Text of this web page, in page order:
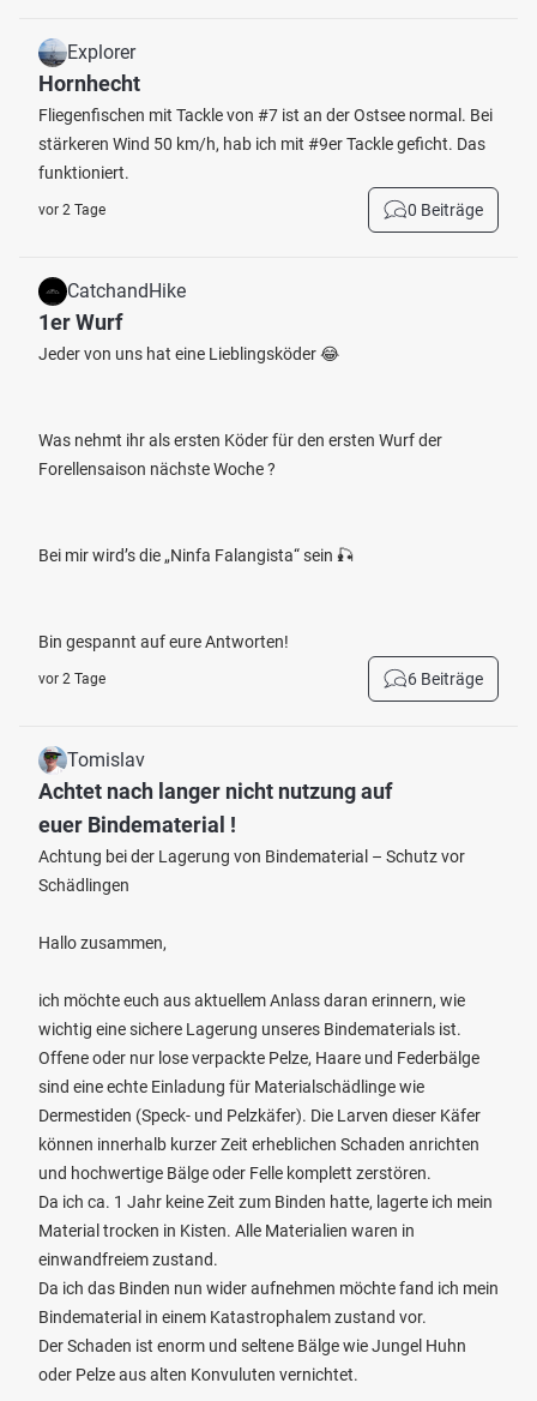
Explorer
Hornhecht
Fliegenfischen mit Tackle von #7 ist an der Ostsee normal. Bei
stärkeren Wind 50 km/h, hab ich mit #9er Tackle geficht. Das
funktioniert.
vor 2 Tage 0 Beiträge
CatchandHike
1er Wurf
Jeder von uns hat eine Lieblingsköder 😂
Was nehmt ihr als ersten Köder für den ersten Wurf der
Forellensaison nächste Woche ?
Bei mir wird’s die „Ninfa Falangista“ sein 🎣
Bin gespannt auf eure Antworten!
vor 2 Tage 6 Beiträge
Tomislav
Achtet nach langer nicht nutzung auf
euer Bindematerial !
Achtung bei der Lagerung von Bindematerial – Schutz vor
Schädlingen
Hallo zusammen,
ich möchte euch aus aktuellem Anlass daran erinnern, wie
wichtig eine sichere Lagerung unseres Bindematerials ist.
Offene oder nur lose verpackte Pelze, Haare und Federbälge
sind eine echte Einladung für Materialschädlinge wie
Dermestiden (Speck- und Pelzkäfer). Die Larven dieser Käfer
können innerhalb kurzer Zeit erheblichen Schaden anrichten
und hochwertige Bälge oder Felle komplett zerstören.
Da ich ca. 1 Jahr keine Zeit zum Binden hatte, lagerte ich mein
Material trocken in Kisten. Alle Materialien waren in
einwandfreiem zustand.
Da ich das Binden nun wider aufnehmen möchte fand ich mein
Bindematerial in einem Katastrophalem zustand vor.
Der Schaden ist enorm und seltene Bälge wie Jungel Huhn
oder Pelze aus alten Konvuluten vernichtet.